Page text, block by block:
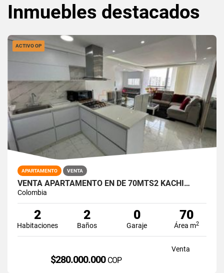
Inmuebles destacados
ACTIVO OP
APARTAMENTO VENTA
VENTA APARTAMENTO EN DE 70MTS2 KACHI…
Colombia
2
Habitaciones
2
Baños
0
Garaje
70
Área m2
Venta
$280.000.000 COP